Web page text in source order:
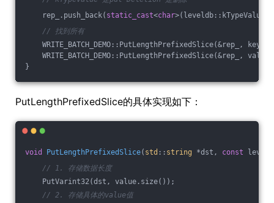
rep_.push_back( static_cast<char
// 找到所有
WRITE_BATCH_DEMO::PutLengthPrefixedSlice(&rep_, key);
WRITE_BATCH_DEMO::PutLengthPrefixedSlice(&rep_,
}
PutLengthPrefixedSlice的具体实现如下：
void PutLengthPrefixedSlice( std :: string *dst, const
// 1. 存储数据长度
PutVarint32(dst, value.size());
// 2. 存储具体的value值